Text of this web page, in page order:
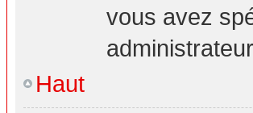
vous avez
Haut